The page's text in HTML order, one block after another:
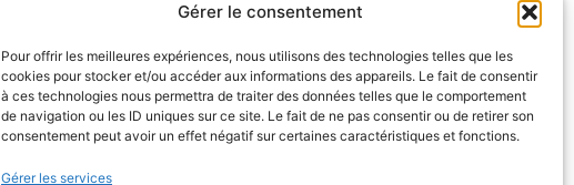
Gérer le consentement
Pour offrir les meilleures expériences, nous utilisons des technologies telles que les
cookies pour stocker et/ou accéder aux informations des appareils. Le fait de consentir
à ces technologies nous permettra de traiter des données telles que le comportement
de navigation ou les ID uniques sur ce site. Le fait de ne pas consentir ou de retirer son
consentement peut avoir un effet négatif sur certaines caractéristiques et fonctions.
Gérer les services